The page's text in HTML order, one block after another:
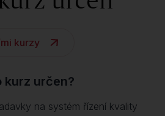
kurzy
kurz určen?
na systém řízení kvality